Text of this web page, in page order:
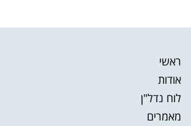
ראשי
אודות
לוח נדל"ן
מאמרים